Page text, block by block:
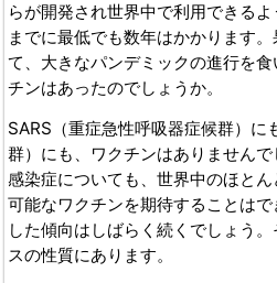
らが開発され世界中で利用できる
までに最低でも数年はかかります
て、大きなパンデミックの進行を
チンはあったのでしょうか。
SARS（重症急性呼吸器症候群）に
群）にも、ワクチンはありません
感染症についても、世界中のほと
可能なワクチンを期待することは
した傾向はしばらく続くでしょう
スの性質にあります。